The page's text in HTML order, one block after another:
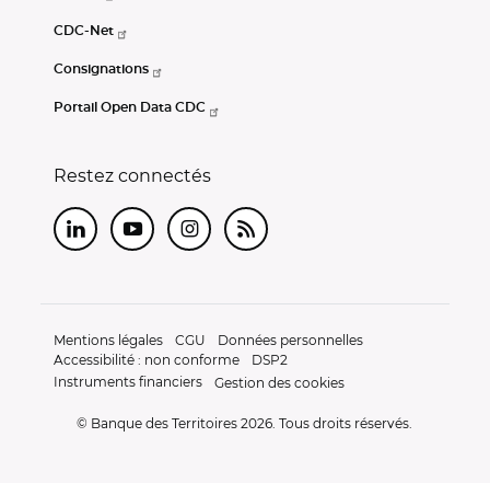
CDC-Net
Consignations
Portail Open Data CDC
Restez connectés
LinkedInYoutubeInstagram
RSS
Mentions légales CGU
Données personnelles
Accessibilité : non conforme
DSP2
Instruments financiers
Gestion des cookies
© Banque des Territoires 2026. Tous droits réservés.